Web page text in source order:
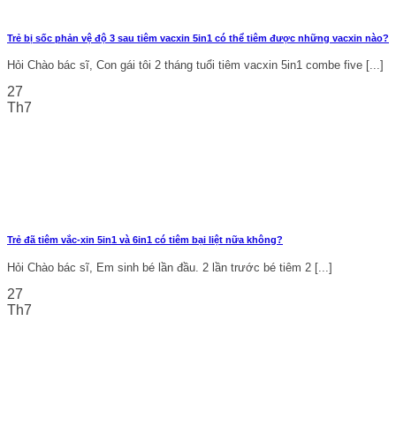
Trẻ bị sốc phản vệ độ 3 sau tiêm vacxin 5in1 có thể tiêm được những vacxin nào?
Hỏi Chào bác sĩ, Con gái tôi 2 tháng tuổi tiêm vacxin 5in1 combe five [...]
27
Th7
Trẻ đã tiêm vắc-xin 5in1 và 6in1 có tiêm bại liệt nữa không?
Hỏi Chào bác sĩ, Em sinh bé lần đầu. 2 lần trước bé tiêm 2 [...]
27
Th7